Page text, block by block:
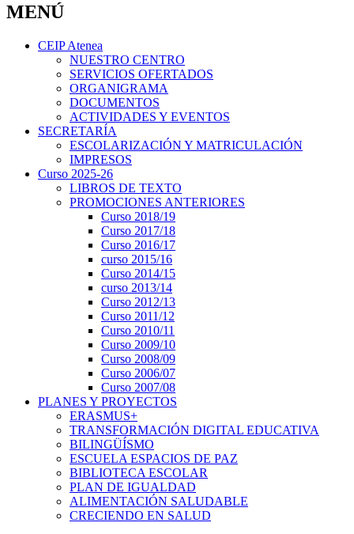
MENÚ
CEIP Atenea
NUESTRO CENTRO
SERVICIOS OFERTADOS
ORGANIGRAMA
DOCUMENTOS
ACTIVIDADES Y EVENTOS
SECRETARÍA
ESCOLARIZACIÓN Y MATRICULACIÓN
IMPRESOS
Curso 2025-26
LIBROS DE TEXTO
PROMOCIONES ANTERIORES
Curso 2018/19
Curso 2017/18
Curso 2016/17
curso 2015/16
Curso 2014/15
curso 2013/14
Curso 2012/13
Curso 2011/12
Curso 2010/11
Curso 2009/10
Curso 2008/09
Curso 2006/07
Curso 2007/08
PLANES Y PROYECTOS
ERASMUS+
TRANSFORMACIÓN DIGITAL EDUCATIVA
BILINGÜÍSMO
ESCUELA ESPACIOS DE PAZ
BIBLIOTECA ESCOLAR
PLAN DE IGUALDAD
ALIMENTACIÓN SALUDABLE
CRECIENDO EN SALUD